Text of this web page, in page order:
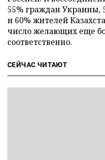
55% граждан Украины,
и 60% жителей
число желающих еще
соответственно.
СЕЙЧАС ЧИТАЮТ